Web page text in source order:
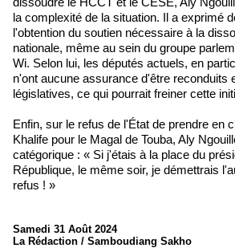
la complexité de la situation. Il a exprimé
l'obtention du soutien nécessaire à la
nationale, même au sein du groupe
Wi. Selon lui, les députés actuels, en
n'ont aucune assurance d'être reconduits
législatives, ce qui pourrait freiner cette
Enfin, sur le refus de l'État de prendre en
Khalife pour le Magal de Touba, Aly
catégorique : « Si j'étais à la place du
République, le même soir, je démettrais
refus ! »
Samedi 31 Août 2024
La Rédaction / Samboudiang Sakho